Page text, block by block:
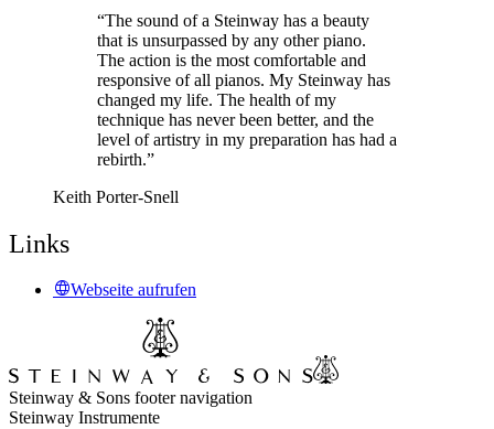
“The sound of a Steinway has a beauty
that is unsurpassed by any other piano.
The action is the most comfortable and
responsive of all pianos. My Steinway has
changed my life. The health of my
technique has never been better, and the
level of artistry in my preparation has had a
rebirth.”
Keith Porter-Snell
Links
Webseite aufrufen
Steinway & Sons footer navigation
Steinway Instrumente